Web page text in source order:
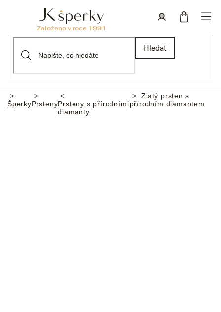
Hledat
Domů
ŠperkyPrstenyPrsteny s přírodními
diamanty
Zlatý prsten s
přírodním diamantem